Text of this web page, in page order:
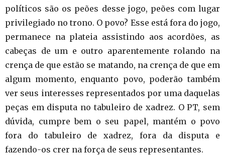
políticos são os peões desse jogo, peões com lugar
privilegiado no trono. O povo? Esse está fora do jogo,
permanece na plateia assistindo aos acordões, as
cabeças de um e outro aparentemente rolando na
crença de que estão se matando, na crença de que em
algum momento, enquanto povo, poderão também
ver seus interesses representados por uma daquelas
peças em disputa no tabuleiro de xadrez. O PT, sem
dúvida, cumpre bem o seu papel, mantém o povo
fora do tabuleiro de xadrez, fora da disputa e
fazendo-os crer na força de seus representantes.